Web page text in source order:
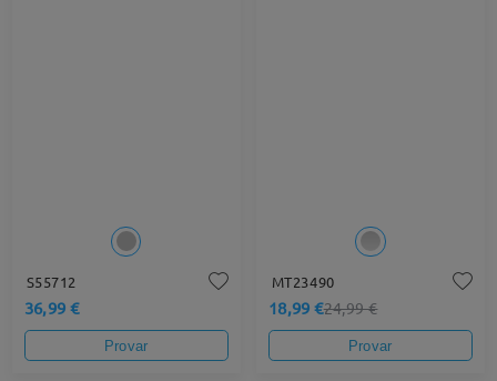
S55712
36,99 €
Provar
MT23490
18,99 €24,99 €
Provar